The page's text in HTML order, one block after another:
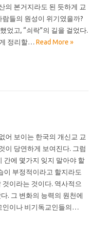
의 본거지라도 된 듯하게 교
들의 원성이 위기였을까?
었고, “쇠락”의 길을 걸었다.
게 정리할… Read More »
어 보이는 한국의 개신교 교
이 당연하게 보여진다. 그럼
간에 몇가지 잊지 말아야 할
이 부정적이라고 할지라도
이라는 것이다. 역사적으
. 그 변화의 능력의 원천에
인이나 비기독교인들의…